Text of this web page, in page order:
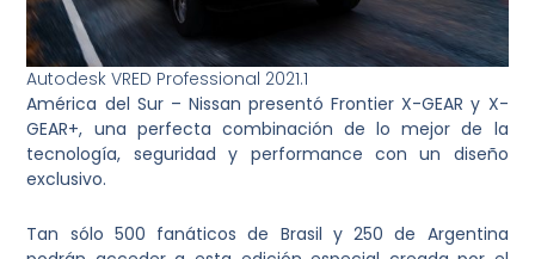
Autodesk VRED Professional 2021.1
América del Sur – Nissan presentó Frontier X-GEAR y X-
GEAR+, una perfecta combinación de lo mejor de la
tecnología, seguridad y performance con un diseño
exclusivo.
Tan sólo 500 fanáticos de Brasil y 250 de Argentina